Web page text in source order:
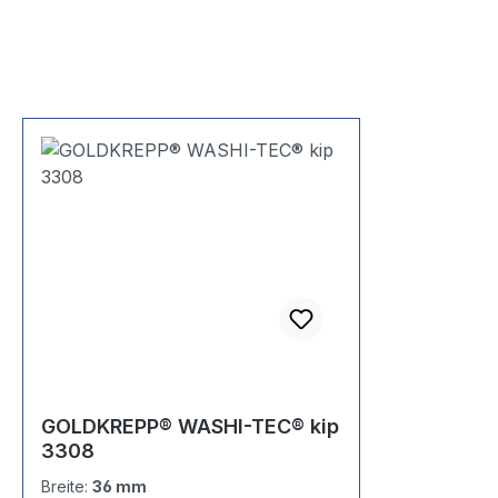
GOLDKREPP® WASHI-TEC® kip
3308
Breite: 36 mm